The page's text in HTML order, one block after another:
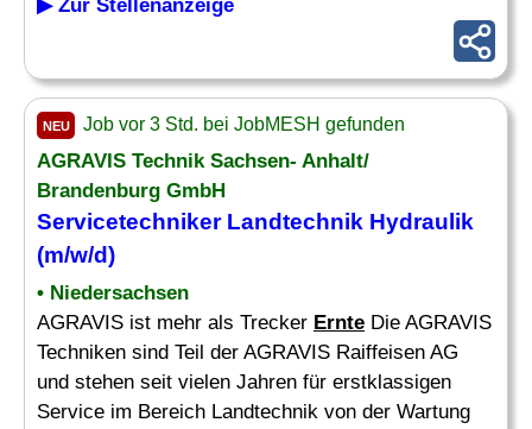
▶ Zur Stellenanzeige
NEU Job vor 3 Std. bei JobMESH gefunden
AGRAVIS Technik Sachsen- Anhalt/
Brandenburg GmbH
Servicetechniker Landtechnik Hydraulik
(m/w/d)
• Niedersachsen
AGRAVIS ist mehr als Trecker Ernte Die AGRAVIS
Techniken sind Teil der AGRAVIS Raiffeisen AG
und stehen seit vielen Jahren für erstklassigen
Service im Bereich Landtechnik von der Wartung